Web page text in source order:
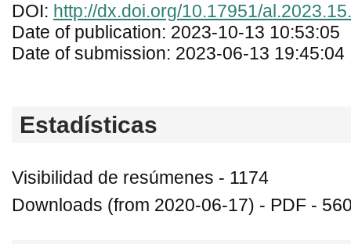
DOI: http://dx.doi.org/10.17951/
Date of publication: 2023-10-13 10:53:05
Date of submission: 2023-06-13 19:45:04
Estadísticas
Visibilidad de resúmenes - 1174
Downloads (from 2020-06-17) - PDF -